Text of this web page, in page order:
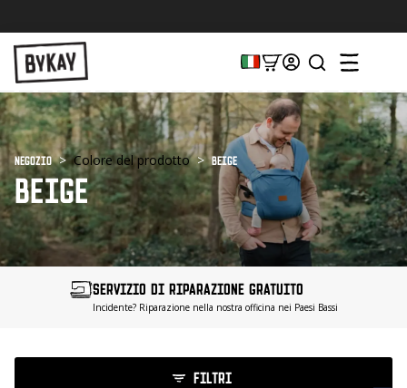
Negozio Colore del prodotto beige
BEIGE
SERVIZIO DI RIPARAZIONE GRATUITO
Incidente? Riparazione nella nostra officina nei Paesi Bassi
FILTRI